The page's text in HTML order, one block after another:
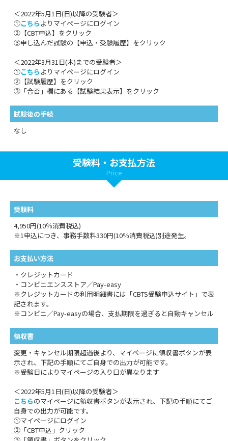
＜2022年5月1日(日)以降の受験者＞
①こちら よりマイページにログイン
②【CBT申込】をクリック
③申し込んだ試験の【申込・受験履歴】をクリック
＜2022年3月31日(木)までの受験者＞
①こちら よりマイページにログイン
②【試験履歴】をクリック
③「合否」欄にある【試験結果表示】をクリック
試験後の手続
なし
受験料・お支払方法
Price
受験料
4,950円(10％消費税込)
※1申込につき、事務手数料330円(10％消費税込)別途発生。
お支払い方法
・クレジットカード
・コンビニエンスストア／Pay-easy
※クレジットカードの利用明細書には「CBTS受験申込サイト」で表
記されます。
※コンビニ／Pay-easyの場合、支払期限を過ぎると自動キャンセル
領収書
変更・キャンセル期限超過後より、マイページに領収書ボタンが表
示され、下記の手順にてご自身での出力が可能です。
※受験日によりマイページの入り口が異なります
＜2022年5月1日(日)以降の受験者＞
こちらのマイページに領収書ボタンが表示され、下記の手順にてご
自身での出力が可能です。
①マイページにログイン
②「CBT申込」クリック